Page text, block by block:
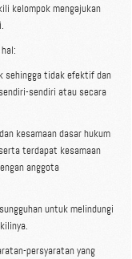
kelompok mengajukan
sehingga tidak efektif dan
sendiri atau secara
kesamaan dasar hukum
terdapat kesamaan
anggota
untuk melindungi
persyaratan yang